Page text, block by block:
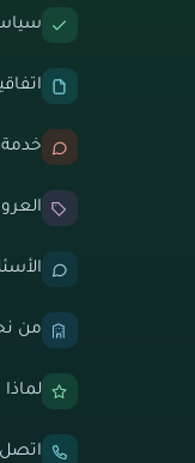
خدمة
من
اتصل